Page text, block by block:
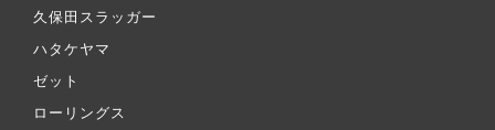
久保田スラッガー
ハタケヤマ
ゼット
ローリングス